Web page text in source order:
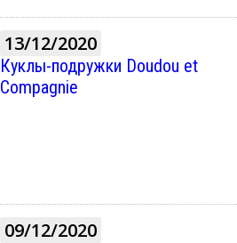
13/12/2020
Куклы-подружки Doudou et
Compagnie
09/12/2020